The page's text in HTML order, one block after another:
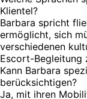
Klientel?
Barbara spricht
ermöglicht, sich
verschiedenen
Escort-Begleitung
Kann Barbara
berücksichtigen?
Ja, mit ihren